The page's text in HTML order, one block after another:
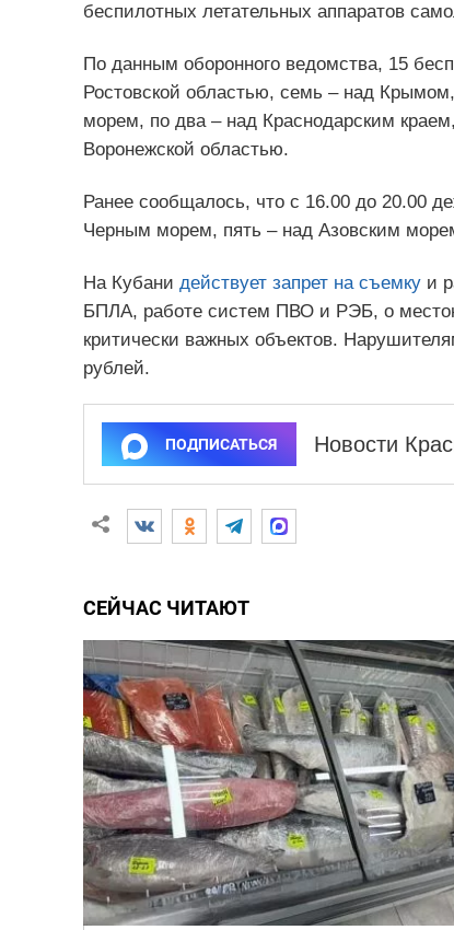
беспилотных летательных аппаратов
По данным оборонного ведомства, 15
Ростовской областью, семь – над
морем, по два – над Краснодарским
Воронежской областью.
Ранее сообщалось, что с 16.00 до 20.00
Черным морем, пять – над Азовским
На Кубани действует запрет на съемкуи
БПЛА, работе систем ПВО и РЭБ, о
критически важных объектов.
рублей.
ПОДПИСАТЬСЯ Новости
СЕЙЧАС ЧИТАЮТ